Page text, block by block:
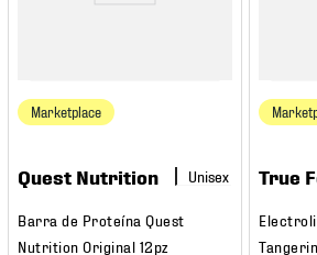
Marketplace
Quest Nutrition
Barra de Proteína Quest
Nutrition Original 12pz
True